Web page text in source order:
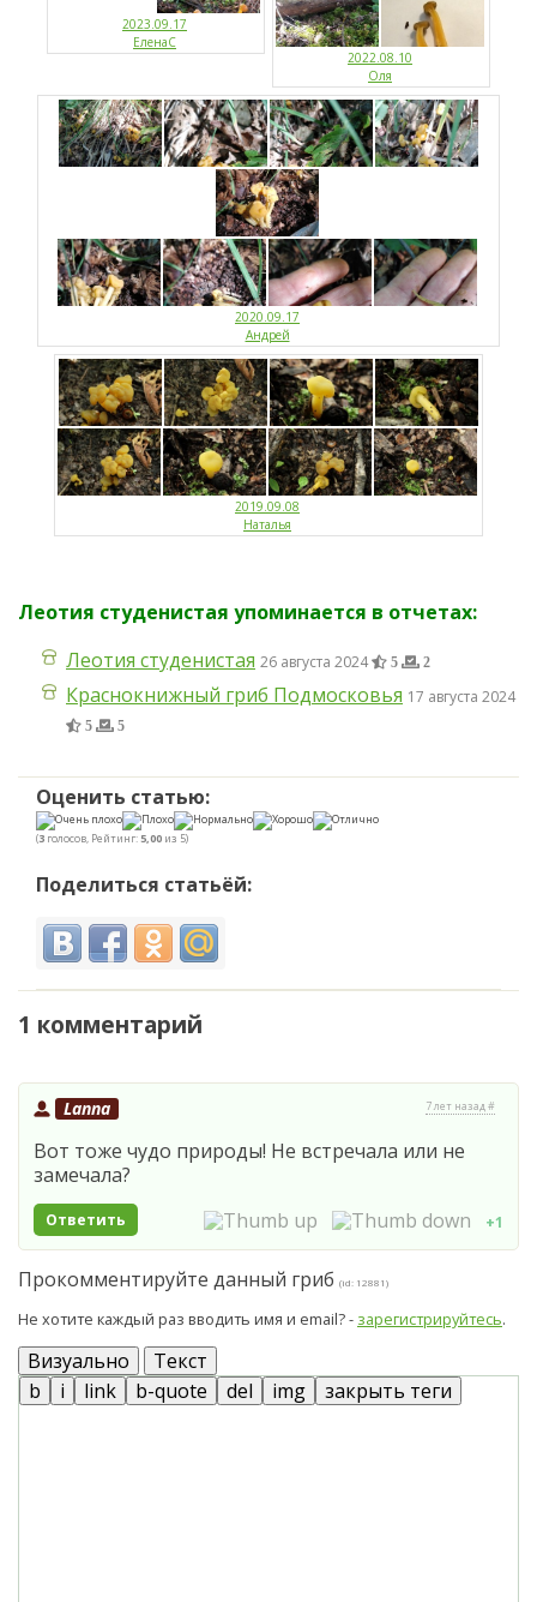
2023.09.17
ЕленаС
2022.08.10
Оля
2020.09.17
Андрей
2019.09.08
Наталья
Леотия студенистая упоминается в отчетах:
Леотия студенистая 26 августа 2024 5 2
Краснокнижный гриб Подмосковья 17 августа 2024
5 5
Оценить статью:
(3 голосов, Рейтинг: 5,00 из 5)
Поделиться статьёй:
1 комментарий
Lanna 7 лет назад #
Вот тоже чудо природы! Не встречала или не
замечала?
Ответить +1
Прокомментируйте данный гриб (id: 12881)
Не хотите каждый раз вводить имя и email? - зарегистрируйтесь.
Визуально Текст